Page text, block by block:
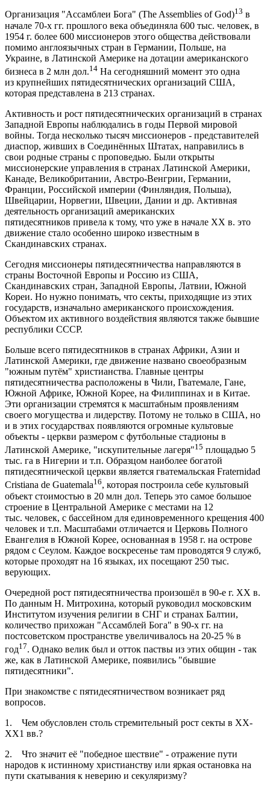
Организация "Ассамблеи Бога" (The Assemblies of God)13 в
начале 70-х гг. прошлого века объединяла 600 тыс. человек, в
1954 г. более 600 миссионеров этого общества действовали
помимо англоязычных стран в Германии, Польше, на
Украине, в Латинской Америке на дотации американского
бизнеса в 2 млн дол.14 На сегодняшний момент это одна
из крупнейших пятидесятнических организаций США,
которая представлена в 213 странах.
Активность и рост пятидесятнических организаций в странах
Западной Европы наблюдались в годы Первой мировой
войны. Тогда несколько тысяч миссионеров - представителей
диаспор, живших в Соединённых Штатах, направились в
свои родные страны с проповедью. Были открыты
миссионерские управления в странах Латинской Америки,
Канаде, Великобритании, Австро-Венгрии, Германии,
Франции, Российской империи (Финляндия, Польша),
Швейцарии, Норвегии, Швеции, Дании и др. Активная
деятельность организаций американских
пятидесятников привела к тому, что уже в начале XX в. это
движение стало особенно широко известным в
Скандинавских странах.
Сегодня миссионеры пятидесятничества направляются в
страны Восточной Европы и Россию из США,
Скандинавских стран, Западной Европы, Латвии, Южной
Кореи. Но нужно понимать, что секты, приходящие из этих
государств, изначально американского происхождения.
Объектом их активного воздействия являются также бывшие
республики СССР.
Больше всего пятидесятников в странах Африки, Азии и
Латинской Америки, где движение названо своеобразным
"южным путём" христианства. Главные центры
пятидесятничества расположены в Чили, Гватемале, Гане,
Южной Африке, Южной Корее, на Филиппинах и в Китае.
Эти организации стремятся к масштабным проявлениям
своего могущества и лидерству. Потому не только в США, но
и в этих государствах появляются огромные культовые
объекты - церкви размером с футбольные стадионы в
Латинской Америке, "искупительные лагеря"15 площадью 5
тыс. га в Нигерии и т.п. Образцом наиболее богатой
пятидесятнической церкви является гватемальская Fraternidad
Cristiana de Guatemala16, которая построила себе культовый
объект стоимостью в 20 млн дол. Теперь это самое большое
строение в Центральной Америке с местами на 12
тыс. человек, с бассейном для единовременного крещения 400
человек и т.п. Масштабами отличается и Церковь Полного
Евангелия в Южной Корее, основанная в 1958 г. на острове
рядом с Сеулом. Каждое воскресенье там проводятся 9 служб,
которые проходят на 16 языках, их посещают 250 тыс.
верующих.
Очередной рост пятидесятничества произошёл в 90-е г. ХХ в.
По данным Н. Митрохина, который руководил московским
Институтом изучения религии в СНГ и странах Балтии,
количество прихожан "Ассамблей Бога" в 90-х гг. на
постсоветском пространстве увеличивалось на 20-25 % в
год17. Однако велик был и отток паствы из этих общин - так
же, как в Латинской Америке, появились "бывшие
пятидесятники".
При знакомстве с пятидесятничеством возникает ряд
вопросов.
1. Чем обусловлен столь стремительный рост секты в ХХ-
ХХ1 вв.?
2. Что значит её "победное шествие" - отражение пути
народов к истинному христианству или яркая остановка на
пути скатывания к неверию и секуляризму?